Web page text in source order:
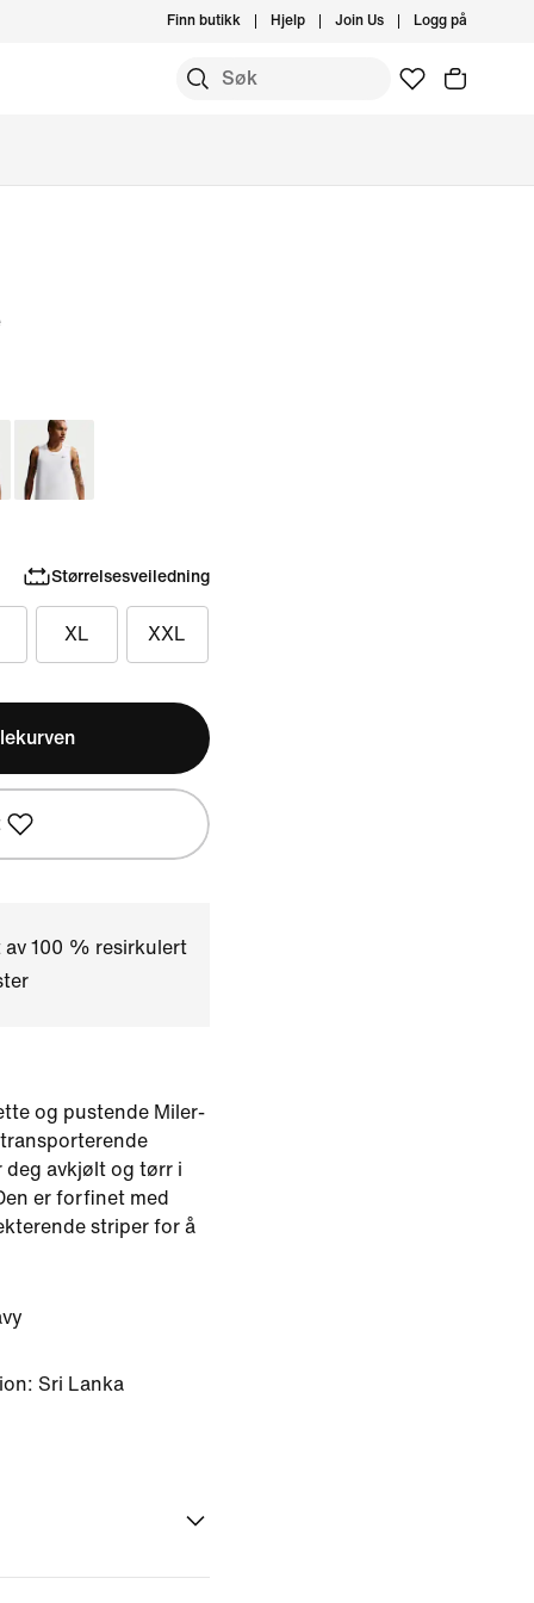
Finn butikk Hjelp Join Us Logg på
Størrelsesveiledning
XL XXL
100 % resirkulert
og pustende Miler-
avkjølt og tørr i
er forfinet med
striper for å
Sri Lanka